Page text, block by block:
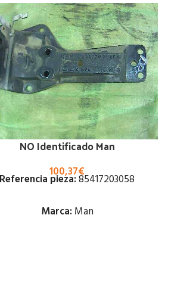
NO Identificado Man
100,37€
Referencia pieza:85417203058
Marca: Man